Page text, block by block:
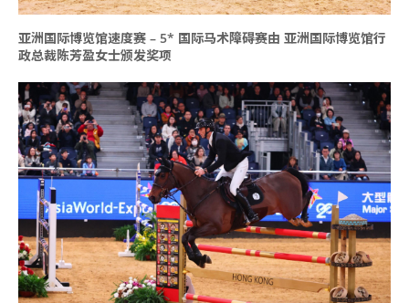
亚洲国际博览馆速度赛 – 5* 国际马术障碍赛由 亚洲国际博览馆行
政总裁陈芳盈女士颁发奖项